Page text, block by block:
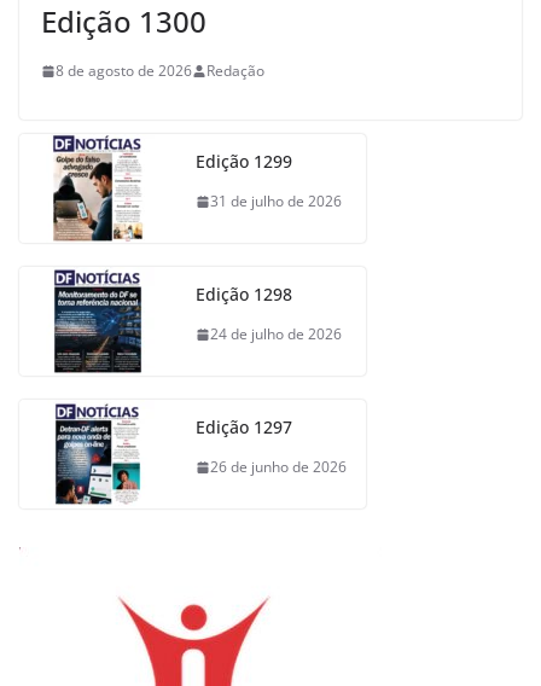
Edição 1300
8 de agosto de 2026 Redação
Edição 1299
31 de julho de 2026
Edição 1298
24 de julho de 2026
Edição 1297
26 de junho de 2026